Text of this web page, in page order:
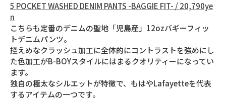
5 POCKET WASHED DENIM PANTS -BAGGIE FIT- / 20,790ye
n
こちらも定番のデニムの聖地「児島産」12ozバギーフィッ
トデニムパンツ。
控えめなクラッシュ加工に全体的にコントラストを強めにし
た色加工がB-BOYスタイルにはまるクオリティーになってい
ます。
独自の極太なシルエットが特徴で、もはやLafayetteを代表
するアイテムの一つです。